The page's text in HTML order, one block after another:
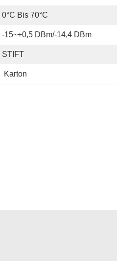
0°C Bis 70°C
-15~+0,5 DBm/-14,4 DBm
STIFT
Karton